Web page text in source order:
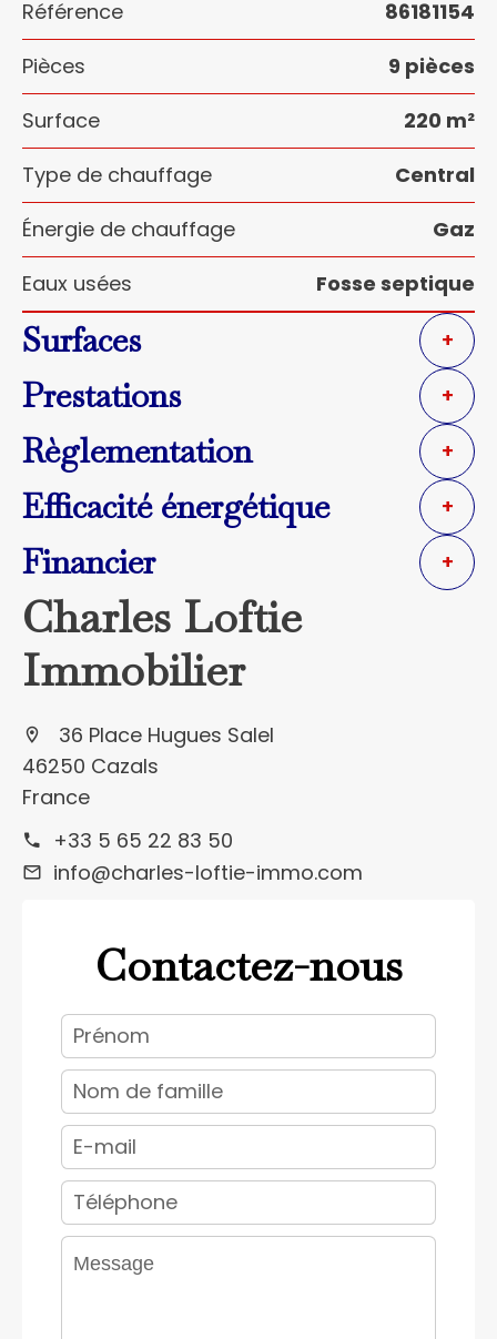
Référence
86181154
Pièces
9 pièces
Surface
220 m²
Type de chauffage
Central
Énergie de chauffage
Gaz
Eaux usées
Fosse septique
Surfaces +
Prestations +
Règlementation +
Efficacité énergétique +
Financier +
Charles Loftie
Immobilier
36 Place Hugues Salel
46250 Cazals
France
+33 5 65 22 83 50
info@charles-loftie-immo.com
Contactez-nous